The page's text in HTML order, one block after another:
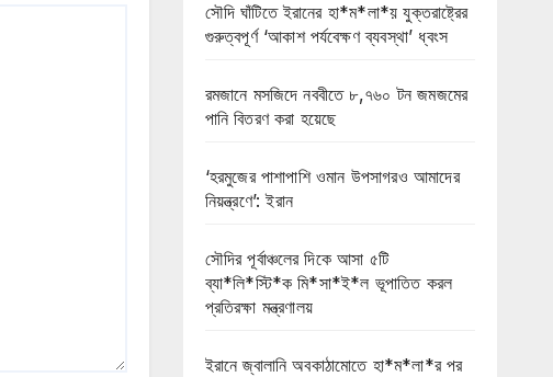
সৌদি ঘাঁটিতে ইরানের হা*ম*লা*য় যুক্তরাষ্ট্রের
গুরুত্বপূর্ণ ‘আকাশ পর্যবেক্ষণ ব্যবস্থা’ ধ্বংস
রমজানে মসজিদে নববীতে ৮,৭৬০ টন জমজমের
পানি বিতরণ করা হয়েছে
‘হরমুজের পাশাপাশি ওমান উপসাগরও আমাদের
নিয়ন্ত্রণে’: ইরান
সৌদির পূর্বাঞ্চলের দিকে আসা ৫টি
ব্যা*লি*স্টি*ক মি*সা*ই*ল ভূপাতিত করল
প্রতিরক্ষা মন্ত্রণালয়
ইরানে জ্বালানি অবকাঠামোতে হা*ম*লা*র পর